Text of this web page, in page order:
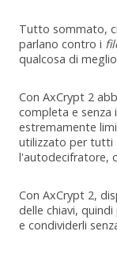
Tutto sommato,
parlano contro i
qualcosa di
Con AxCrypt 2
completa e senza
estremamente
utilizzato per tutti
l'autodecifratore,
Con AxCrypt 2,
delle chiavi,
e condividerli